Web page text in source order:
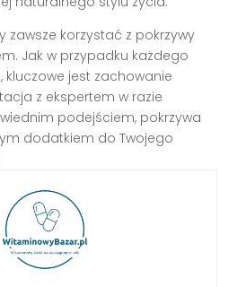
zawsze korzystać z pokrzywy
Jak w przypadku każdego
jest zachowanie
z ekspertem w razie
podejściem, pokrzywa
dodatkiem do Twojego